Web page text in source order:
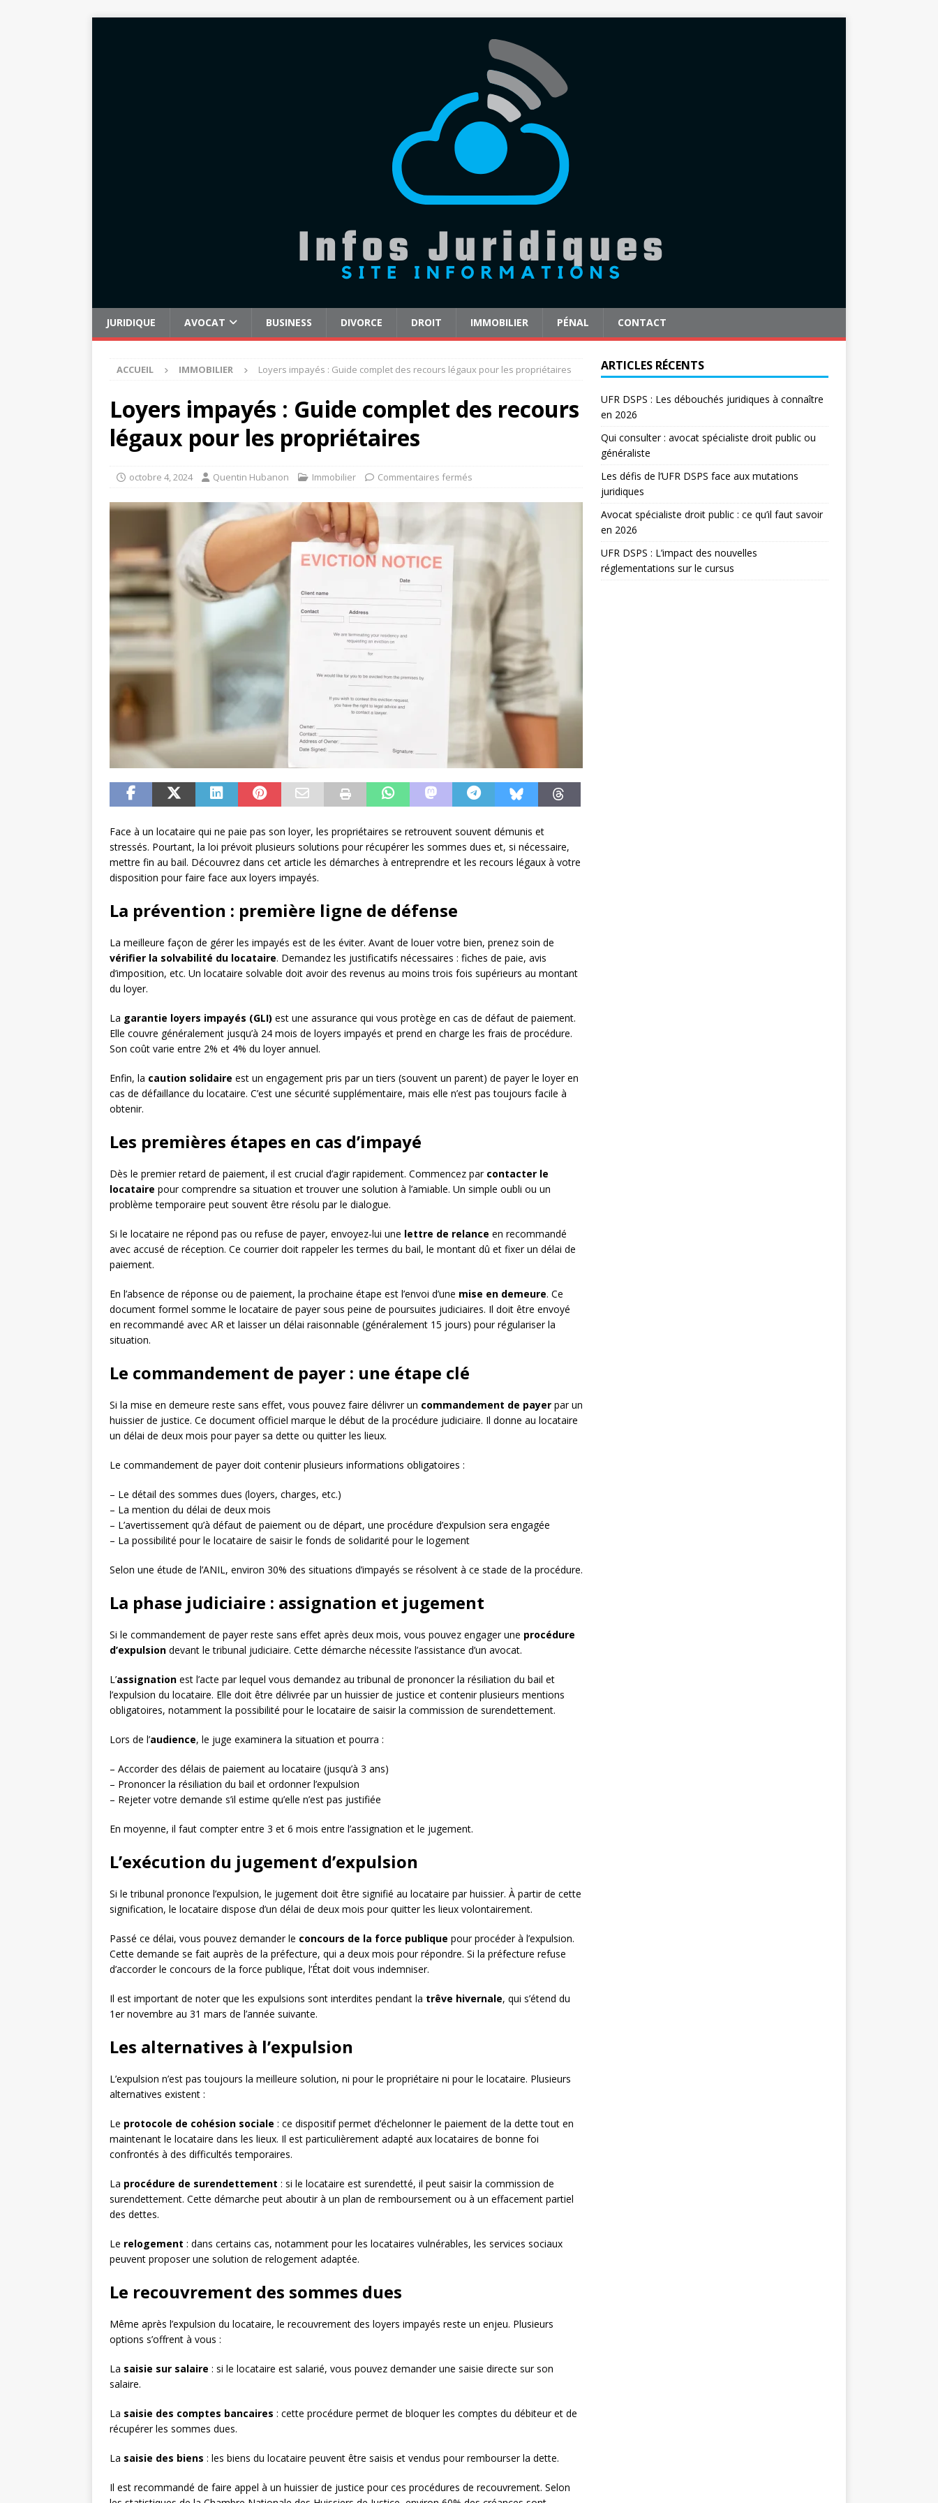
JURIDIQUE AVOCAT BUSINESS DIVORCE DROIT IMMOBILIER PÉNAL CONTACT
ACCUEIL IMMOBILIER Loyers impayés : Guide complet des recours légaux pour les propriétaires
Loyers impayés : Guide complet des recours
légaux pour les propriétaires
octobre 4, 2024 Quentin Hubanon Immobilier Commentaires fermés
Face à un locataire qui ne paie pas son loyer, les propriétaires se retrouvent souvent démunis et
stressés. Pourtant, la loi prévoit plusieurs solutions pour récupérer les sommes dues et, si nécessaire,
mettre fin au bail. Découvrez dans cet article les démarches à entreprendre et les recours légaux à votre
disposition pour faire face aux loyers impayés.
La prévention : première ligne de défense
La meilleure façon de gérer les impayés est de les éviter. Avant de louer votre bien, prenez soin de
vérifier la solvabilité du locataire. Demandez les justificatifs nécessaires : fiches de paie, avis
d’imposition, etc. Un locataire solvable doit avoir des revenus au moins trois fois supérieurs au montant
du loyer.
La garantie loyers impayés (GLI) est une assurance qui vous protège en cas de défaut de paiement.
Elle couvre généralement jusqu’à 24 mois de loyers impayés et prend en charge les frais de procédure.
Son coût varie entre 2% et 4% du loyer annuel.
Enfin, la caution solidaire est un engagement pris par un tiers (souvent un parent) de payer le loyer en
cas de défaillance du locataire. C’est une sécurité supplémentaire, mais elle n’est pas toujours facile à
obtenir.
Les premières étapes en cas d’impayé
Dès le premier retard de paiement, il est crucial d’agir rapidement. Commencez par contacter le
locataire pour comprendre sa situation et trouver une solution à l’amiable. Un simple oubli ou un
problème temporaire peut souvent être résolu par le dialogue.
Si le locataire ne répond pas ou refuse de payer, envoyez-lui une lettre de relance en recommandé
avec accusé de réception. Ce courrier doit rappeler les termes du bail, le montant dû et fixer un délai de
paiement.
En l’absence de réponse ou de paiement, la prochaine étape est l’envoi d’une mise en demeure. Ce
document formel somme le locataire de payer sous peine de poursuites judiciaires. Il doit être envoyé
en recommandé avec AR et laisser un délai raisonnable (généralement 15 jours) pour régulariser la
situation.
Le commandement de payer : une étape clé
Si la mise en demeure reste sans effet, vous pouvez faire délivrer un commandement de payer par un
huissier de justice. Ce document officiel marque le début de la procédure judiciaire. Il donne au locataire
un délai de deux mois pour payer sa dette ou quitter les lieux.
Le commandement de payer doit contenir plusieurs informations obligatoires :
– Le détail des sommes dues (loyers, charges, etc.)
– La mention du délai de deux mois
– L’avertissement qu’à défaut de paiement ou de départ, une procédure d’expulsion sera engagée
– La possibilité pour le locataire de saisir le fonds de solidarité pour le logement
Selon une étude de l’ANIL, environ 30% des situations d’impayés se résolvent à ce stade de la procédure.
La phase judiciaire : assignation et jugement
Si le commandement de payer reste sans effet après deux mois, vous pouvez engager une procédure
d’expulsion devant le tribunal judiciaire. Cette démarche nécessite l’assistance d’un avocat.
L’assignation est l’acte par lequel vous demandez au tribunal de prononcer la résiliation du bail et
l’expulsion du locataire. Elle doit être délivrée par un huissier de justice et contenir plusieurs mentions
obligatoires, notamment la possibilité pour le locataire de saisir la commission de surendettement.
Lors de l’audience, le juge examinera la situation et pourra :
– Accorder des délais de paiement au locataire (jusqu’à 3 ans)
– Prononcer la résiliation du bail et ordonner l’expulsion
– Rejeter votre demande s’il estime qu’elle n’est pas justifiée
En moyenne, il faut compter entre 3 et 6 mois entre l’assignation et le jugement.
L’exécution du jugement d’expulsion
Si le tribunal prononce l’expulsion, le jugement doit être signifié au locataire par huissier. À partir de cette
signification, le locataire dispose d’un délai de deux mois pour quitter les lieux volontairement.
Passé ce délai, vous pouvez demander le concours de la force publique pour procéder à l’expulsion.
Cette demande se fait auprès de la préfecture, qui a deux mois pour répondre. Si la préfecture refuse
d’accorder le concours de la force publique, l’État doit vous indemniser.
Il est important de noter que les expulsions sont interdites pendant la trêve hivernale, qui s’étend du
1er novembre au 31 mars de l’année suivante.
Les alternatives à l’expulsion
L’expulsion n’est pas toujours la meilleure solution, ni pour le propriétaire ni pour le locataire. Plusieurs
alternatives existent :
Le protocole de cohésion sociale : ce dispositif permet d’échelonner le paiement de la dette tout en
maintenant le locataire dans les lieux. Il est particulièrement adapté aux locataires de bonne foi
confrontés à des difficultés temporaires.
La procédure de surendettement : si le locataire est surendetté, il peut saisir la commission de
surendettement. Cette démarche peut aboutir à un plan de remboursement ou à un effacement partiel
des dettes.
Le relogement : dans certains cas, notamment pour les locataires vulnérables, les services sociaux
peuvent proposer une solution de relogement adaptée.
Le recouvrement des sommes dues
Même après l’expulsion du locataire, le recouvrement des loyers impayés reste un enjeu. Plusieurs
options s’offrent à vous :
La saisie sur salaire : si le locataire est salarié, vous pouvez demander une saisie directe sur son
salaire.
La saisie des comptes bancaires : cette procédure permet de bloquer les comptes du débiteur et de
récupérer les sommes dues.
La saisie des biens : les biens du locataire peuvent être saisis et vendus pour rembourser la dette.
Il est recommandé de faire appel à un huissier de justice pour ces procédures de recouvrement. Selon
ARTICLES RÉCENTS
UFR DSPS : Les débouchés juridiques à connaître
en 2026
Qui consulter : avocat spécialiste droit public ou
généraliste
Les défis de l’UFR DSPS face aux mutations
juridiques
Avocat spécialiste droit public : ce qu’il faut savoir
en 2026
UFR DSPS : L’impact des nouvelles
réglementations sur le cursus